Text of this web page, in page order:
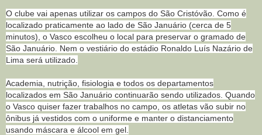
O clube vai apenas utilizar os campos do São Cristóvão. Como é
localizado praticamente ao lado de São Januário (cerca de 5
minutos), o Vasco escolheu o local para preservar o gramado de
São Januário. Nem o vestiário do estádio Ronaldo Luís Nazário de
Lima será utilizado.
Academia, nutrição, fisiologia e todos os departamentos
localizados em São Januário continuarão sendo utilizados. Quando
o Vasco quiser fazer trabalhos no campo, os atletas vão subir no
ônibus já vestidos com o uniforme e manter o distanciamento
usando máscara e álcool em gel.